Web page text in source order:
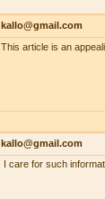
kallo@gmail.com
This article is an
kallo@gmail.com
I care for such